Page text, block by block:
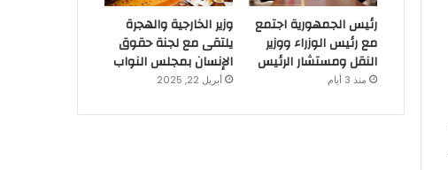
رئيس الجمهورية اجتمع
مع رئيس الوزراء ووزير
النقل ومستشار الرئيس
منذ 3 أيام
وزير الخارجية والهجرة
يلتقى مع لجنة حقوق
الإنسان بمجلس النواب
أبريل 22, 2025